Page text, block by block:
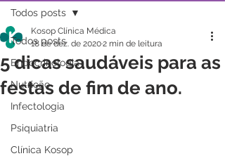
Todos posts
Endocrinologia
Nutrição
Infectologia
Psiquiatria
Clínica Kosop
Todos posts
5 dicas saudáveis para as
festas de fim de ano.
Kosop Clínica Médica
18 de dez. de 20202 min de leitura